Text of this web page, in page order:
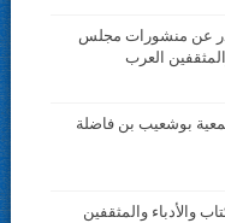
عن منشورات مجلس
العرب
بوشعيب بن فاضلة
والأدباء والمثقفين